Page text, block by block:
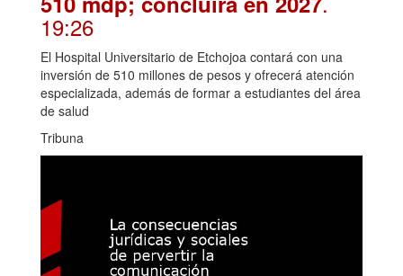
19:26
El Hospital Universitario de Etchojoa contará con una
inversión de 510 millones de pesos y ofrecerá atención
especializada, además de formar a estudiantes del área
de salud
Tribuna